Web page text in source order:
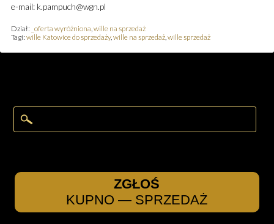
e-mail: k.pampuch@wgn.pl
Dział: _oferta wyróżniona wille na sprzedaż
Tagi: wille Katowice do sprzedaży, wille na sprzedaż, wille sprzedaż
ZGŁOŚ
KUPNO — SPRZEDAŻ